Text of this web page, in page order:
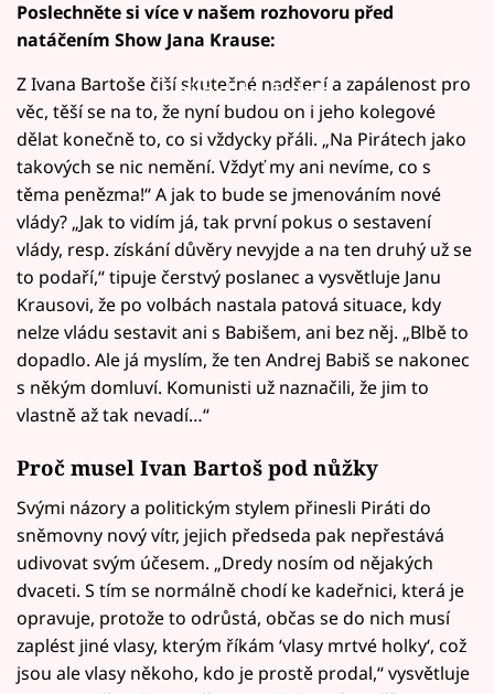
Poslechněte si více v našem rozhovoru před
natáčením Show Jana Krause:
Failed to fetch
Z Ivana Bartoše čiší skutečné nadšení a zapálenost pro
věc, těší se na to, že nyní budou on i jeho kolegové
dělat konečně to, co si vždycky přáli. „Na Pirátech jako
takových se nic nemění. Vždyť my ani nevíme, co s
těma penězma!“ A jak to bude se jmenováním nové
vlády? „Jak to vidím já, tak první pokus o sestavení
vlády, resp. získání důvěry nevyjde a na ten druhý už se
to podaří,“ tipuje čerstvý poslanec a vysvětluje Janu
Krausovi, že po volbách nastala patová situace, kdy
nelze vládu sestavit ani s Babišem, ani bez něj. „Blbě to
dopadlo. Ale já myslím, že ten Andrej Babiš se nakonec
s někým domluví. Komunisti už naznačili, že jim to
vlastně až tak nevadí…“
Proč musel Ivan Bartoš pod nůžky
Svými názory a politickým stylem přinesli Piráti do
sněmovny nový vítr, jejich předseda pak nepřestává
udivovat svým účesem. „Dredy nosím od nějakých
dvaceti. S tím se normálně chodí ke kadeřnici, která je
opravuje, protože to odrůstá, občas se do nich musí
zaplést jiné vlasy, kterým říkám ‘vlasy mrtvé holky‘, což
jsou ale vlasy někoho, kdo je prostě prodal,“ vysvětluje